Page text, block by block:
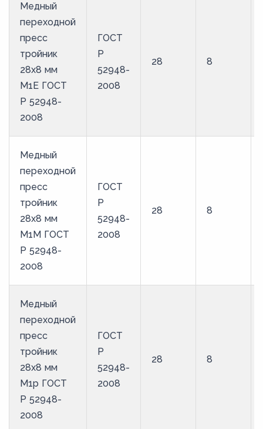
Медный
переходной
пресс
тройник
28х8 мм
М1Е ГОСТ
Р 52948-
2008
ГОСТ
Р
52948-
2008
28 8
Медный
переходной
пресс
тройник
28х8 мм
М1М ГОСТ
Р 52948-
2008
ГОСТ
Р
52948-
2008
28 8
Медный
переходной
пресс
тройник
28х8 мм
М1р ГОСТ
Р 52948-
2008
ГОСТ
Р
52948-
2008
28 8